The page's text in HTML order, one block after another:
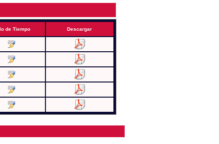
de Tiempo Descargar